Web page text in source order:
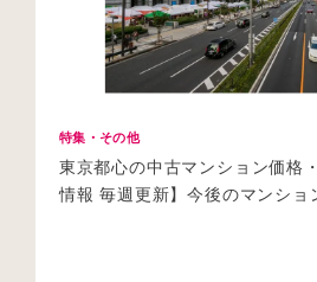
特集・その他
東京都心の中古マンション価格
情報 毎週更新】今後のマンショ